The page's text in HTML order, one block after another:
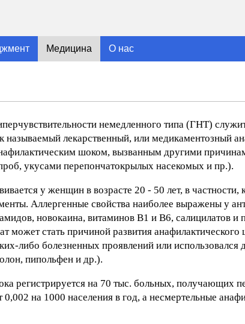
Медицина О нас
немедленного типа (ГНТ)
называемый лекарственный, или медикаментозный
шоком, вызванным другими
укусами перепончатокрылых насекомых и пр.).
у женщин в возрасте 20 - 50 лет, в частности,
Аллергенные свойства наиболее выражены у
новокаина, витаминов B1 и В6, салицилатов
может стать причиной развития
либо болезненных проявлений или использовался
пипольфен и др.).
регистрируется на 70 тыс. больных, получающих
0,002 на 1000 населения в год, а несмертельные